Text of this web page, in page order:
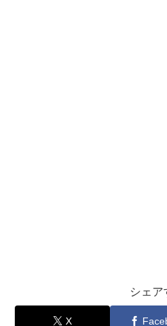
シェア
X